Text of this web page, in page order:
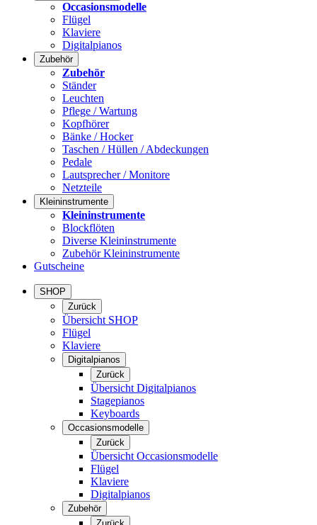
Occasionsmodelle
Flügel
Klaviere
Digitalpianos
Zubehör
Zubehör
Ständer
Leuchten
Pflege / Wartung
Kopfhörer
Bänke / Hocker
Taschen / Hüllen / Abdeckungen
Pedale
Lautsprecher / Monitore
Netzteile
Kleininstrumente
Kleininstrumente
Blockflöten
Diverse Kleininstrumente
Zubehör Kleininstrumente
Gutscheine
SHOP
Zurück
Übersicht SHOP
Flügel
Klaviere
Digitalpianos
Zurück
Übersicht Digitalpianos
Stagepianos
Keyboards
Occasionsmodelle
Zurück
Übersicht Occasionsmodelle
Flügel
Klaviere
Digitalpianos
Zubehör